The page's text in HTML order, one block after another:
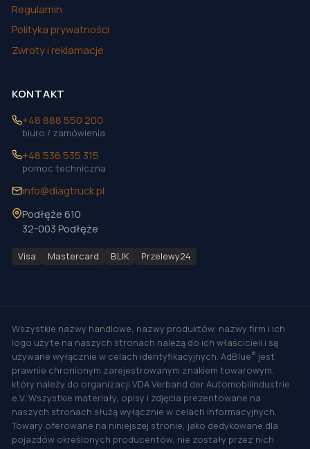
Regulamin
Polityka prywatności
Zwroty i reklamacje
KONTAKT
+48 888 550 200
biuro / zamówienia
+48 536 535 315
pomoc techniczna
info@diagtruck.pl
Podłęże 610
32-003 Podłęże
Visa Mastercard BLIK Przelewy24
Wszystkie nazwy handlowe, nazwy produktów, nazwy firm i ich
logo użyte na naszych stronach należą do ich właścicieli i są
używane wyłącznie w celach identyfikacyjnych. AdBlue® jest
prawnie chronionym zarejestrowanym znakiem towarowym,
który należy do organizacji VDA Verband der Automobilindustrie
e.V. Wszystkie materiały, opisy i zdjęcia prezentowane na
naszych stronach służą wyłącznie w celach informacyjnych.
Towary oferowane na niniejszej stronie, jako dedykowane dla
pojazdów określonych producentów, nie zostały przez nich